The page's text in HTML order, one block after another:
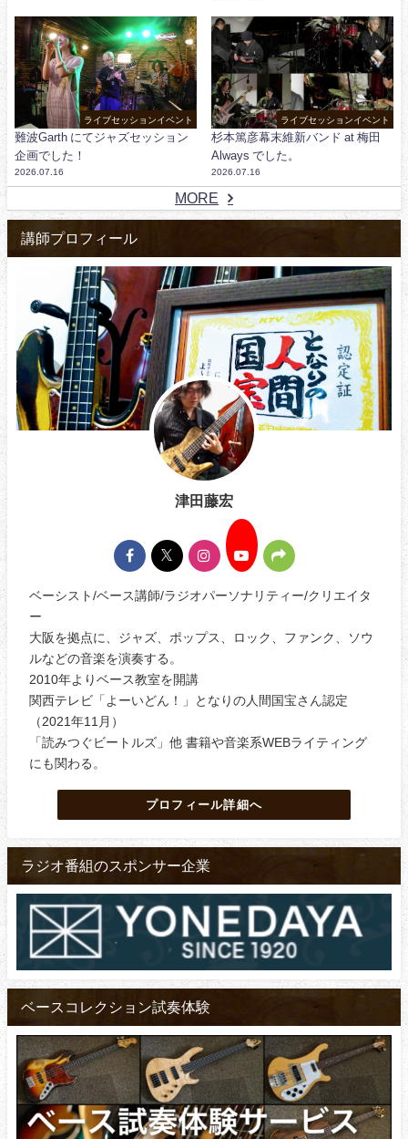
ライブセッションイベント
難波Garth にてジャズセッション
企画でした！
2026.07.16
ライブセッションイベント
杉本篤彦幕末維新バンド at 梅田
Always でした。
2026.07.16
MORE
講師プロフィール
津田藤宏
ベーシスト/ベース講師/ラジオパーソナリティー/クリエイタ
ー
大阪を拠点に、ジャズ、ポップス、ロック、ファンク、ソウ
ルなどの音楽を演奏する。
2010年よりベース教室を開講
関西テレビ「よーいどん！」となりの人間国宝さん認定
（2021年11月）
「読みつぐビートルズ」他 書籍や音楽系WEBライティング
にも関わる。
プロフィール詳細へ
ラジオ番組のスポンサー企業
ベースコレクション試奏体験